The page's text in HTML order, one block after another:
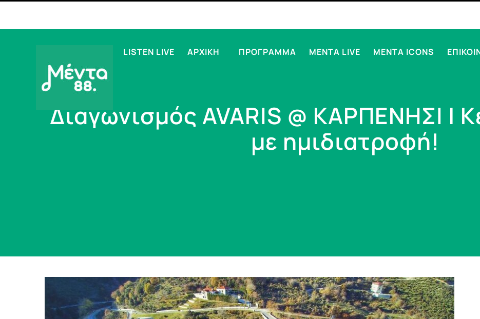
LISTEN LIVE ΑΡΧΙΚΗ ΠΡΟΓΡΑΜΜΑ MENTA LIVE MENTA ICONS
Διαγωνισμός AVARIS @ ΚΑΡΠΕΝΗΣΙ |
με ημιδιατροφή!
Image